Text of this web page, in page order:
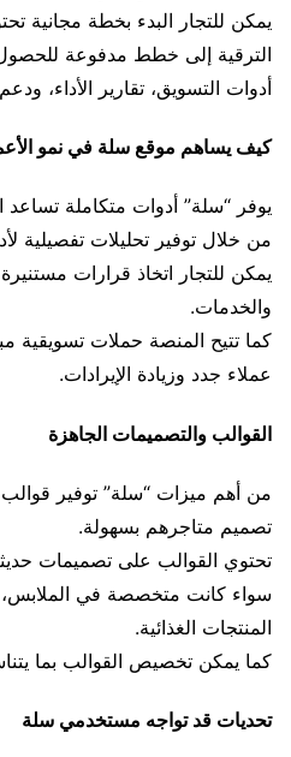
يمكن للتجار البدء بخطة مجانية
الترقية إلى خطط مدفوعة
أدوات التسويق، تقارير الأداء،
كيف يساهم موقع سلة في نمو
يوفر “سلة” أدوات متكاملة تساعد
من خلال توفير تحليلات تفصيلية
يمكن للتجار اتخاذ قرارات
والخدمات.
كما تتيح المنصة حملات
عملاء جدد وزيادة الإيرادات.
القوالب والتصميمات الجاهزة
من أهم ميزات “سلة” توفير
تصميم متاجرهم بسهولة.
تحتوي القوالب على تصميمات
سواء كانت متخصصة في الملابس،
المنتجات الغذائية.
كما يمكن تخصيص القوالب بما
تحديات قد تواجه مستخدمي سلة